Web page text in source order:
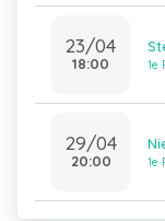
23/04
18:00 1e
29/04
20:00 1e